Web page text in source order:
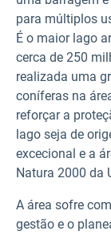
para múltiplos
É o maior lago
cerca de 250
realizada uma
coníferas na
reforçar a
lago seja de
excecional e a
Natura 2000 da
A área sofre
gestão e o